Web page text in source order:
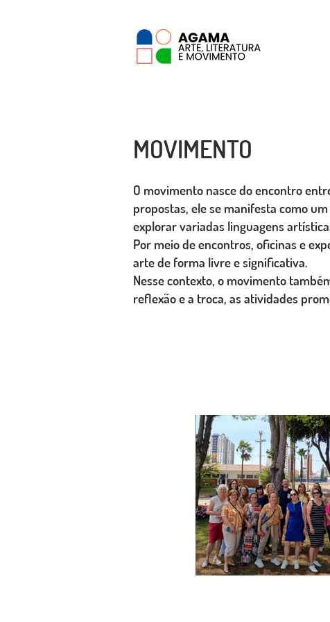
MOVIMENTO
O movimento nasce do encontro
propostas, ele se manifesta como
explorar variadas linguagens
Por meio de encontros, oficinas e
arte de forma livre e significativa.
Nesse contexto, o movimento
reflexão e a troca, as atividades